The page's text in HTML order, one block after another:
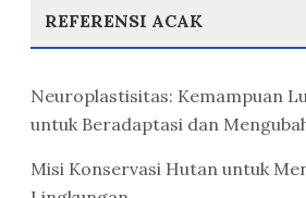
REFERENSI ACAK
Neuroplastisitas: Kemampuan
untuk Beradaptasi dan
Misi Konservasi Hutan untuk